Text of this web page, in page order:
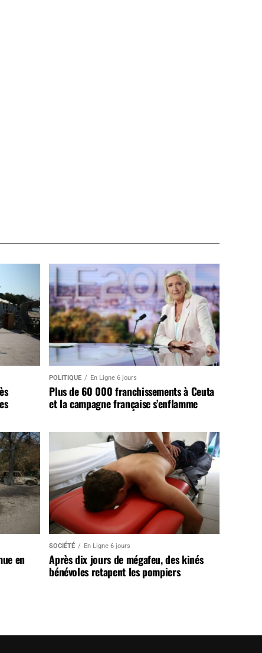
POLITIQUE En Ligne 6 jours
Plus de 60 000 franchissements à Ceuta
et la campagne française s’enflamme
en
SOCIÉTÉ En Ligne 6 jours
Après dix jours de mégafeu, des kinés
bénévoles retapent les pompiers